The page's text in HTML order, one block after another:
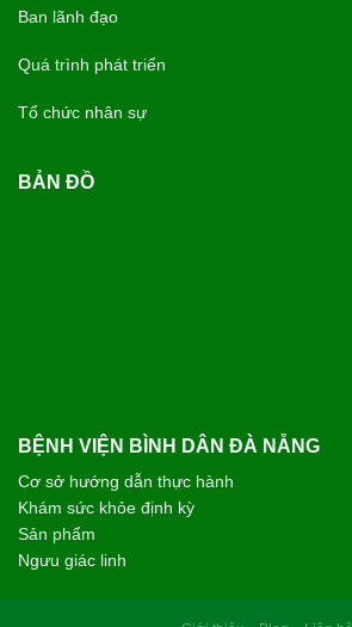
Ban lãnh đạo
Quá trình phát triển
Tổ chức nhân sự
BẢN ĐỒ
BỆNH VIỆN BÌNH DÂN ĐÀ NẴNG
Cơ sở hướng dẫn thực hành
Khám sức khỏe định kỳ
Sản phẩm
Ngưu giác linh